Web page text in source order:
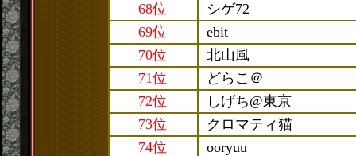
68位
シゲ72
69位
ebit
70位
北山風
71位
どらこ＠
72位
しげち@東京
73位
クロマティ猫
74位
ooryuu